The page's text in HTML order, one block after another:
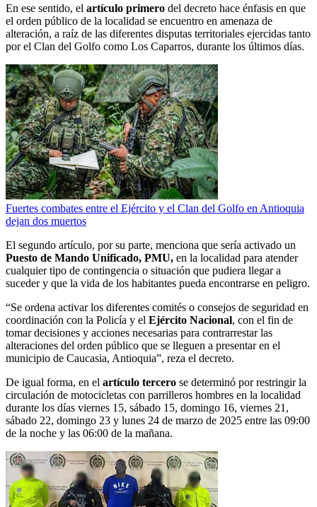
En ese sentido, el artículo primero del decreto hace énfasis en que
el orden público de la localidad se encuentro en amenaza de
alteración, a raíz de las diferentes disputas territoriales ejercidas tanto
por el Clan del Golfo como Los Caparros, durante los últimos días.
Fuertes combates entre el Ejército y el Clan del Golfo en Antioquia
dejan dos muertos
El segundo artículo, por su parte, menciona que sería activado un
Puesto de Mando Unificado, PMU, en la localidad para atender
cualquier tipo de contingencia o situación que pudiera llegar a
suceder y que la vida de los habitantes pueda encontrarse en peligro.
“Se ordena activar los diferentes comités o consejos de seguridad en
coordinación con la Policía y el Ejército Nacional, con el fin de
tomar decisiones y acciones necesarias para contrarrestar las
alteraciones del orden público que se lleguen a presentar en el
municipio de Caucasia, Antioquia”, reza el decreto.
De igual forma, en el artículo tercero se determinó por restringir la
circulación de motocicletas con parrilleros hombres en la localidad
durante los días viernes 15, sábado 15, domingo 16, viernes 21,
sábado 22, domingo 23 y lunes 24 de marzo de 2025 entre las 09:00
de la noche y las 06:00 de la mañana.